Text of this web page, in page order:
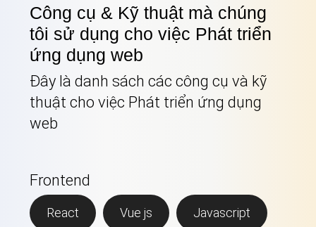
Công cụ & Kỹ thuật mà chúng
tôi sử dụng cho việc Phát triển
ứng dụng web
Đây là danh sách các công cụ và kỹ
thuật cho việc Phát triển ứng dụng
web
Frontend
React Vue js Javascript